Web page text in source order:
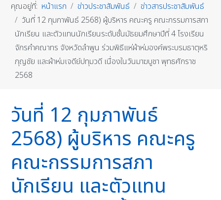
คุณอยู่ที่: หน้าแรก ข่าวประชาสัมพันธ์
ข่าวสารประชาสัมพันธ์
วันที่ 12 กุมภาพันธ์ 2568) ผู้บริหาร คณะครู คณะกรรมการสภา
นักเรียน และตัวแทนนักเรียนระดับชั้นมัธยมศึกษาปีที่ 4 โรงเรียน
จักรคำคณาทร จังหวัดลำพูน ร่วมพิธีแห่ผ้าห่มองค์พระบรมธาตุหริ
ภุญชัย และผ้าห่มเจดีย์ปทุมวดี เนื่องในวันมาฆบูชา พุทธศักราช
2568
วันที่ 12 กุมภาพันธ์
2568) ผู้บริหาร คณะครู
คณะกรรมการสภา
นักเรียน และตัวแทน